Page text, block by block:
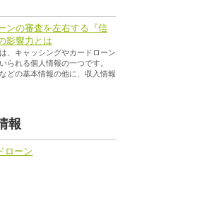
ンの審査を左右する『信
影響力とは
、キャッシングやカードローン
られる個人情報の一つです。
どの基本情報の他に、収入情報
報
ローン